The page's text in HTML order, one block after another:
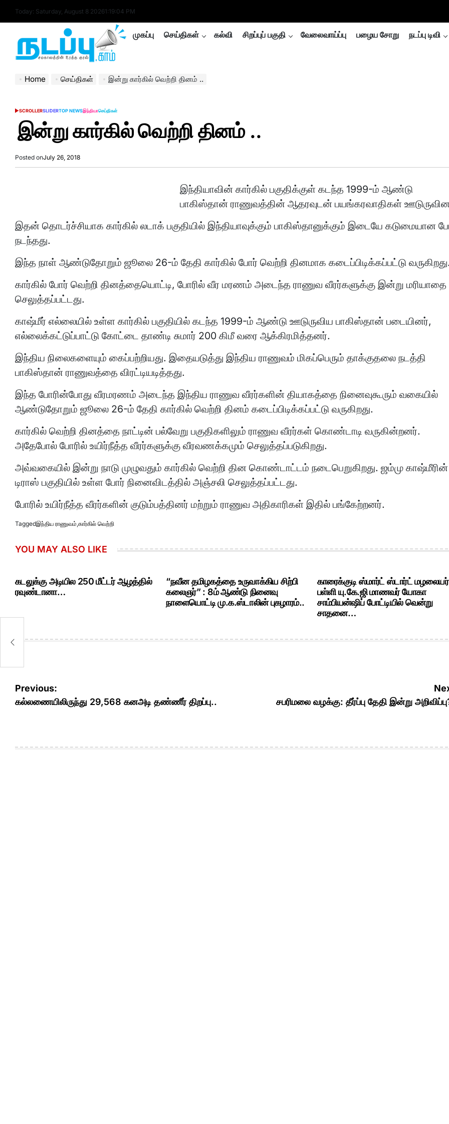
Today: Saturday, August 8 20261:19:05 PM
nadappu.com
முகப்பு செய்திகள் கல்வி சிறப்புப் பகுதி வேலைவாய்ப்பு பழைய சோறு நடப்பு டிவி
Home செய்திகள் இன்று கார்கில் வெற்றி தினம் ..
POSTED
SCROLLERSLIDERTOP NEWSஇந்தியாசெய்திகள்
இன்று கார்கில் வெற்றி தினம் ..
Posted onJuly 26, 2018
இந்தியாவின் கார்கில் பகுதிக்குள் கடந்த 1999-ம் ஆண்டு
பாகிஸ்தான் ராணுவத்தின் ஆதரவுடன் பயங்கரவாதிகள்
இதன் தொடர்ச்சியாக கார்கில் லடாக் பகுதியில் இந்தியாவுக்கும் பாகிஸ்தானுக்கும் இடையே கடுமையான
நடந்தது.
இந்த நாள் ஆண்டுதோறும் ஜூலை 26-ம் தேதி கார்கில் போர் வெற்றி தினமாக கடைப்பிடிக்கப்பட்டு வருகிறது.
கார்கில் போர் வெற்றி தினத்தையொட்டி, போரில் வீர மரணம் அடைந்த ராணுவ வீரர்களுக்கு இன்று மரியாதை
செலுத்தப்பட்டது.
காஷ்மீர் எல்லையில் உள்ள கார்கில் பகுதியில் கடந்த 1999-ம் ஆண்டு ஊடுருவிய பாகிஸ்தான் படையினர்,
எல்லைக்கட்டுப்பாட்டு கோட்டை தாண்டி சுமார் 200 கிமீ வரை ஆக்கிரமித்தனர்.
இந்திய நிலைகளையும் கைப்பற்றியது. இதையடுத்து இந்திய ராணுவம் மிகப்பெரும் தாக்குதலை நடத்தி
பாகிஸ்தான் ராணுவத்தை விரட்டியடித்தது.
இந்த போரின்போது வீரமரணம் அடைந்த இந்திய ராணுவ வீரர்களின் தியாகத்தை நினைவுகூரும் வகையில்
ஆண்டுதோறும் ஜூலை 26-ம் தேதி கார்கில் வெற்றி தினம் கடைப்பிடிக்கப்பட்டு வருகிறது.
கார்கில் வெற்றி தினத்தை நாட்டின் பல்வேறு பகுதிகளிலும் ராணுவ வீரர்கள் கொண்டாடி வருகின்றனர்.
அதேபோல் போரில் உயிர்நீத்த வீரர்களுக்கு வீரவணக்கமும் செலுத்தப்படுகிறது.
அவ்வகையில் இன்று நாடு முழுவதும் கார்கில் வெற்றி தின கொண்டாட்டம் நடைபெறுகிறது. ஜம்மு காஷ்மீரின்
டிராஸ் பகுதியில் உள்ள போர் நினைவிடத்தில் அஞ்சலி செலுத்தப்பட்டது.
போரில் உயிர்நீத்த வீரர்களின் குடும்பத்தினர் மற்றும் ராணுவ அதிகாரிகள் இதில் பங்கேற்றனர்.
Taggedஇந்திய ராணுவம்,கார்கில் வெற்றி
YOU MAY ALSO LIKE
கடலுக்கு அடியில 250 மீட்டர் ஆழத்தில்
ரவுண்டானா…
“நவீன தமிழகத்தை உருவாக்கிய சிற்பி
கலைஞர்” : 8ம் ஆண்டு நினைவு
நாளையொட்டி மு.க.ஸ்டாலின் புகழாரம்..
காரைக்குடி ஸ்மார்ட் ஸ்டார்ட் மழலையர்
பள்ளி யு.கே.ஜி மாணவர் யோகா
சாம்பியன்ஷிப் போட்டியில் வென்று
சாதனை…
Post
navigation
Previous:
கல்லணையிலிருந்து 29,568 கனஅடி தண்ணீர் திறப்பு..
சபரிமலை வழக்கு: தீர்ப்பு தேதி இன்று